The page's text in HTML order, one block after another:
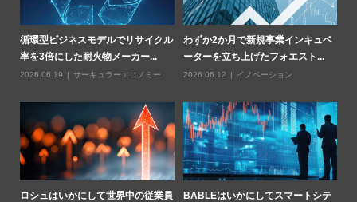
循環型ビジネスモデルでリサイクル
率を3倍にした耐火物メーカー...
2026.06.19 サーキュラーエコノミー
わずか2か月で新規事業インキュベ
ーターを立ち上げたフォエスト...
2026.06.12 イノベーション
ロシュはいかにして世界中の従業員 BABLEはいかにしてスマートシテ